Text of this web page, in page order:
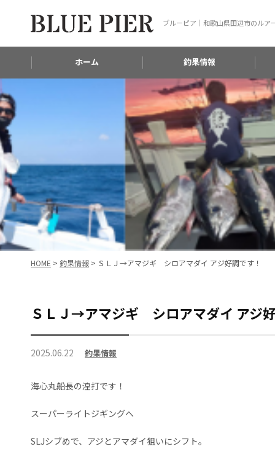
ブルーピア｜和歌山県田辺市のルア
ホーム 釣果情報
HOME > 釣果情報 > ＳＬＪ→アマジギ シロアマダイ アジ好調です！
ＳＬＪ→アマジギ シロアマダイ アジ
2025.06.22 釣果情報
海心丸船長の湟打です！
スーパーライトジギングへ
SLJシブめで、アジとアマダイ狙いにシフト。